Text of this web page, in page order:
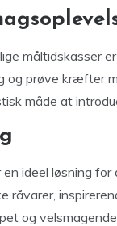
måltidskasser
og prøve kræfter
måde at
en ideel løsning
råvarer,
og